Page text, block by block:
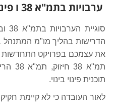
ערבויות בתמ"א 38 ו פינוי בינוי
הדרישות בהליך מו"מ המתנהל
את עצמכם בפרויקט התחדשות
תמ"א
תוכנית פינוי בינוי.
לאור העובדה כי לא קיימת